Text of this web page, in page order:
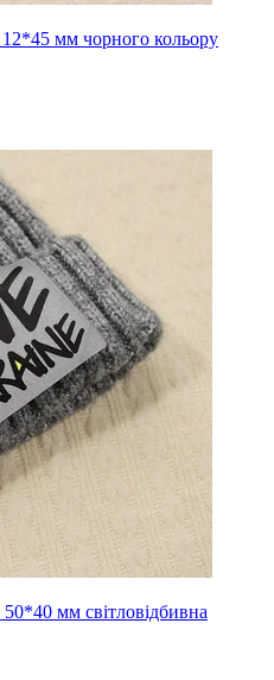
мм чорного кольору
мм світловідбивна